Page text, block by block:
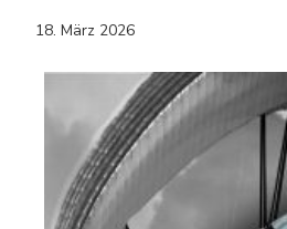
18. März 2026